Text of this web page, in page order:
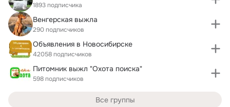
1893 подписчика
Венгерская выжла
290 подписчиков
Объявления в Новосибирске
42058 подписчиков
Питомник выжл "Охота поиска"
598 подписчиков
Все группы